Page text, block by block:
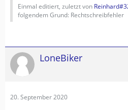
Einmal editiert, zuletzt von
folgendem Grund: Rechtschreibfehler
LoneBiker
20. September 2020